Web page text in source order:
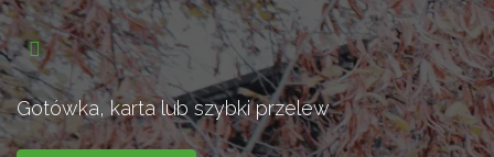
Gotówka, karta lub szybki przelew